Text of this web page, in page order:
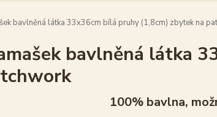
bavlněná látka 33x36cm bílá pruhy (1,8cm) zbytek na
bavlněná látka
100% bavlna,